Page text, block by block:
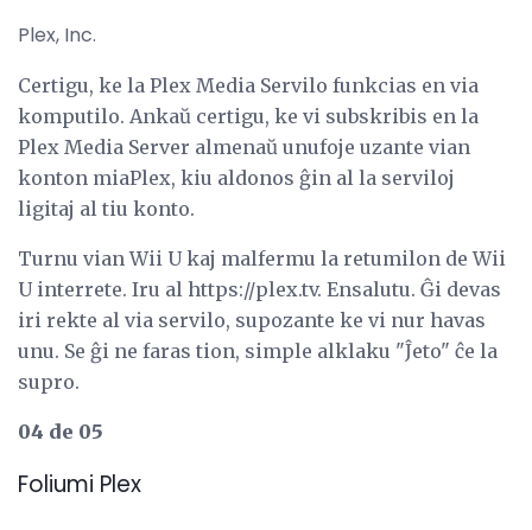
Plex, Inc.
Certigu, ke la Plex Media Servilo funkcias en via
komputilo. Ankaŭ certigu, ke vi subskribis en la
Plex Media Server almenaŭ unufoje uzante vian
konton miaPlex, kiu aldonos ĝin al la serviloj
ligitaj al tiu konto.
Turnu vian Wii U kaj malfermu la retumilon de Wii
U interrete. Iru al https://plex.tv. Ensalutu. Ĝi devas
iri rekte al via servilo, supozante ke vi nur havas
unu. Se ĝi ne faras tion, simple alklaku "Ĵeto" ĉe la
supro.
04 de 05
Foliumi Plex